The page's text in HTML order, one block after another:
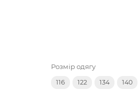
Розмір одягу
116 122 134 140